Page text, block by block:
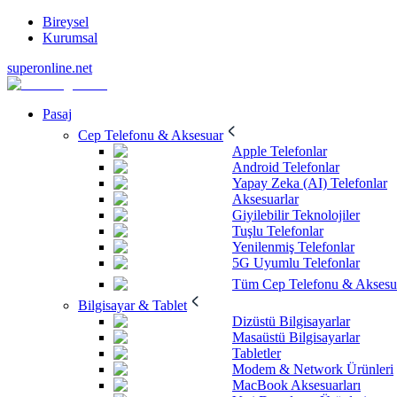
Bireysel
Kurumsal
superonline.net
Pasaj
Cep Telefonu & Aksesuar
Apple Telefonlar
Android Telefonlar
Yapay Zeka (AI) Telefonlar
Aksesuarlar
Giyilebilir Teknolojiler
Tuşlu Telefonlar
Yenilenmiş Telefonlar
5G Uyumlu Telefonlar
Tüm Cep Telefonu &
Bilgisayar & Tablet
Dizüstü Bilgisayarlar
Masaüstü Bilgisayarlar
Tabletler
Modem & Network Ürünleri
MacBook Aksesuarları